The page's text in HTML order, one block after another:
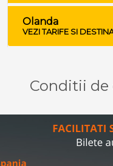
Olanda
VEZI TARIFE SI
Conditii de